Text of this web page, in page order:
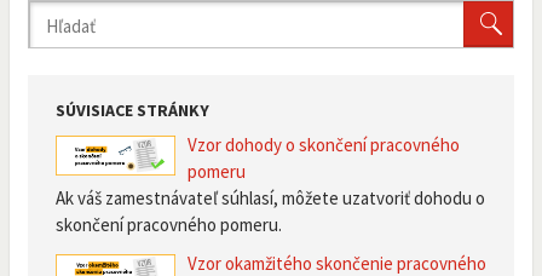
SÚVISIACE STRÁNKY
Vzor dohody o skončení pracovného
pomeru
Ak váš zamestnávateľ súhlasí, môžete uzatvoriť dohodu o
skončení pracovného pomeru.
Vzor okamžitého skončenie pracovného